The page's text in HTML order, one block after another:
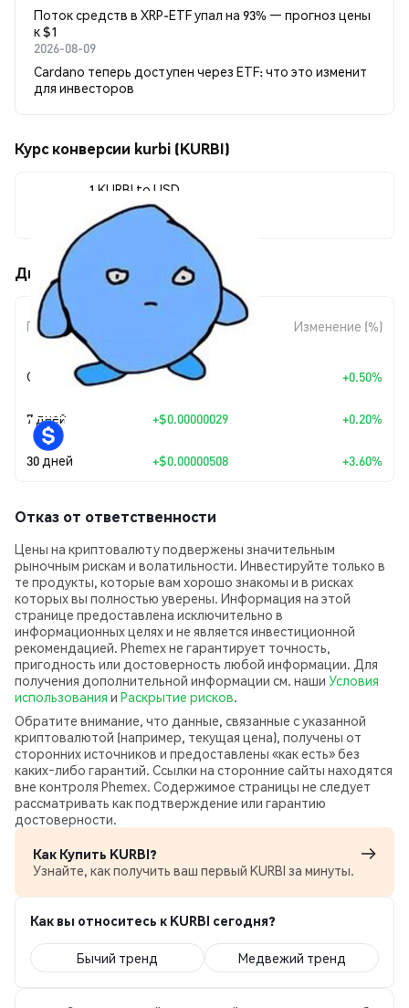
Поток средств в XRP-ETF упал на 93% — прогноз цены
к $1
2026-08-09
Cardano теперь доступен через ETF: что это изменит
для инвесторов
Курс конверсии kurbi (KURBI)
1 KURBI to USD
$0.00014624
Движения цены kurbi (KURBI)
Период
Изменение
Изменение (%)
Сегодня + $0.00000073 +0.50%
7 дней +$0.00000029 +0.20%
30 дней +$0.00000508 +3.60%
Отказ от ответственности
Цены на криптовалюту подвержены значительным
рыночным рискам и волатильности. Инвестируйте только в
те продукты, которые вам хорошо знакомы и в рисках
которых вы полностью уверены. Информация на этой
странице предоставлена исключительно в
информационных целях и не является инвестиционной
рекомендацией. Phemex не гарантирует точность,
пригодность или достоверность любой информации. Для
получения дополнительной информации см. наши Условия
использования и Раскрытие рисков.
Обратите внимание, что данные, связанные с указанной
криптовалютой (например, текущая цена), получены от
сторонних источников и предоставлены «как есть» без
каких‑либо гарантий. Ссылки на сторонние сайты находятся
вне контроля Phemex. Содержимое страницы не следует
рассматривать как подтверждение или гарантию
достоверности.
Как Купить KURBI?
Узнайте, как получить ваш первый KURBI за минуты.
Как вы относитесь к KURBI сегодня?
Бычий тренд Медвежий тренд